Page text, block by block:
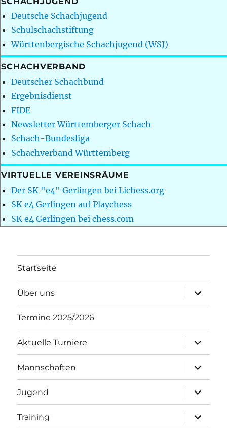
Deutsche Schachjugend
Schulschachstiftung
Württenbergische Schachjugend (WSJ)
SCHACHVERBAND
Deutscher Schachbund
Ergebnisdienst
FIDE
Newsletter Württemberger Schach
Schach-Bundesliga
Schachverband Württemberg
VIRTUELLE VEREINSRÄUME
Der SK "e4" Gerlingen bei Lichess.org
SK e4 Gerlingen auf Playchess
SK e4 Gerlingen bei chess.com
Startseite
Über uns
öffnen
Termine 2025/2026
Aktuelle Turniere
öffnen
Mannschaften
öffnen
Jugend
öffnen
Training
öffnen